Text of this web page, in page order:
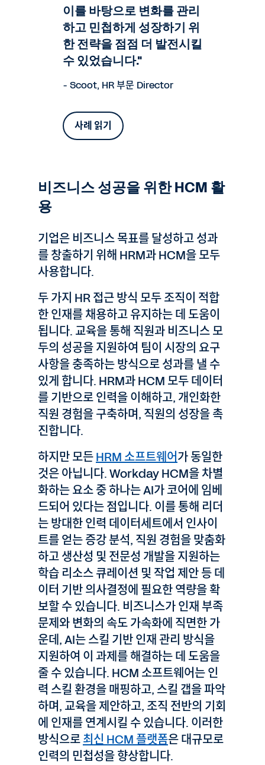
이를 바탕으로 변화를 관리
하고 민첩하게 성장하기 위
한 전략을 점점 더 발전시킬
수 있었습니다."
- Scoot, HR 부문 Director
사례 읽기
비즈니스 성공을 위한 HCM 활
용
기업은 비즈니스 목표를 달성하고 성과
를 창출하기 위해 HRM과 HCM을 모두
사용합니다.
두 가지 HR 접근 방식 모두 조직이 적합
한 인재를 채용하고 유지하는 데 도움이
됩니다. 교육을 통해 직원과 비즈니스 모
두의 성공을 지원하여 팀이 시장의 요구
사항을 충족하는 방식으로 성과를 낼 수
있게 합니다. HRM과 HCM 모두 데이터
를 기반으로 인력을 이해하고, 개인화한
직원 경험을 구축하며, 직원의 성장을 촉
진합니다.
하지만 모든HRM 소프트웨어가 동일한
것은 아닙니다. Workday HCM을 차별
화하는 요소 중 하나는 AI가 코어에 임베
드되어 있다는 점입니다. 이를 통해 리더
는 방대한 인력 데이터세트에서 인사이
트를 얻는 증강 분석, 직원 경험을 맞춤화
하고 생산성 및 전문성 개발을 지원하는
학습 리소스 큐레이션 및 작업 제안 등 데
이터 기반 의사결정에 필요한 역량을 확
보할 수 있습니다. 비즈니스가 인재 부족
문제와 변화의 속도 가속화에 직면한 가
운데, AI는 스킬 기반 인재 관리 방식을
지원하여 이 과제를 해결하는 데 도움을
줄 수 있습니다. HCM 소프트웨어는 인
력 스킬 환경을 매핑하고, 스킬 갭을 파악
하며, 교육을 제안하고, 조직 전반의 기회
에 인재를 연계시킬 수 있습니다. 이러한
방식으로최신 HCM 플랫폼은 대규모로
인력의 민첩성을 향상합니다.